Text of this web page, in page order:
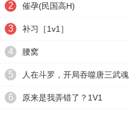
2 催孕(民国高H)
3 补习［1v1］
4 腰窝
5 人在斗罗，开局吞噬唐三武魂
6 原来是我弄错了？1V1